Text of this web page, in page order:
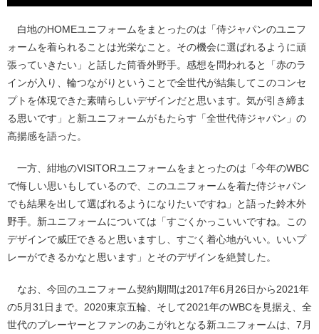
白地のHOMEユニフォームをまとったのは「侍ジャパンのユニフ
ォームを着られることは光栄なこと。その機会に選ばれるように頑
張っていきたい」と話した筒香外野手。感想を問われると「赤のラ
インが入り、輪つながりということで全世代が結集してこのコンセ
プトを体現できた素晴らしいデザインだと思います。気が引き締ま
る思いです」と新ユニフォームがもたらす「全世代侍ジャパン」の
高揚感を語った。
一方、紺地のVISITORユニフォームをまとったのは「今年のWBC
で悔しい思いもしているので、このユニフォームを着た侍ジャパン
でも結果を出して選ばれるようになりたいですね」と語った鈴木外
野手。新ユニフォームについては「すごくかっこいいですね。この
デザインで威圧できると思いますし、すごく着心地がいい。いいプ
レーができるかなと思います」とそのデザインを絶賛した。
なお、今回のユニフォーム契約期間は2017年6月26日から2021年
の5月31日まで。2020東京五輪、そして2021年のWBCを見据え、全
世代のプレーヤーとファンのあこがれとなる新ユニフォームは、7月